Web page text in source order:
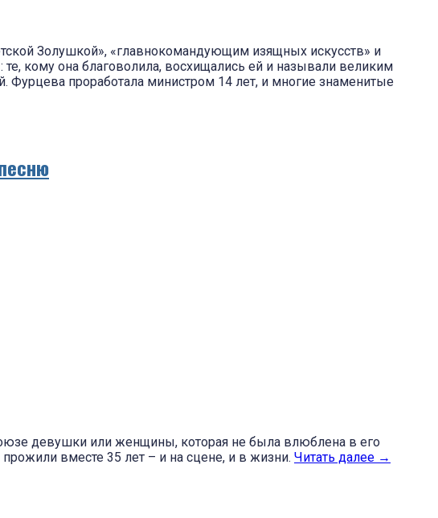
Золушкой», «главнокомандующим изящных искусств» и
кому она благоволила, восхищались ей и называли великим
Фурцева проработала министром 14 лет, и многие знаменитые
девушки или женщины, которая не была влюблена в его
вместе 35 лет – и на сцене, и в жизни. Читать далее →